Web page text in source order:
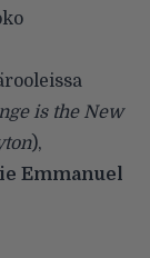
is the New
),
Emmanuel